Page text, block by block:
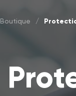
Boutique /